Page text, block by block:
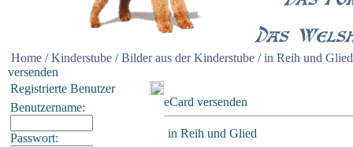
Home /Kinderstube /Bilder aus der Kinderstube /in Reih und Glied
versenden
Registrierte Benutzer
Benutzername:
Passwort:
eCard versenden
in Reih und Glied